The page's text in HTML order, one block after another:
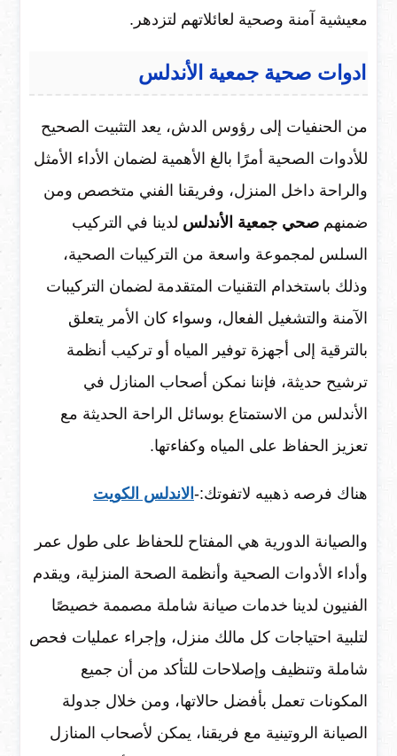
معيشية آمنة وصحية لعائلاتهم لتزدهر.
ادوات صحية جمعية الأندلس
من الحنفيات إلى رؤوس الدش، يعد التثبيت الصحيح
للأدوات الصحية أمرًا بالغ الأهمية لضمان الأداء الأمثل
والراحة داخل المنزل، وفريقنا الفني متخصص ومن
ضمنهم صحي جمعية الأندلس لدينا في التركيب
السلس لمجموعة واسعة من التركيبات الصحية،
وذلك باستخدام التقنيات المتقدمة لضمان التركيبات
الآمنة والتشغيل الفعال، وسواء كان الأمر يتعلق
بالترقية إلى أجهزة توفير المياه أو تركيب أنظمة
ترشيح حديثة، فإننا نمكن أصحاب المنازل في
الأندلس من الاستمتاع بوسائل الراحة الحديثة مع
تعزيز الحفاظ على المياه وكفاءتها.
هناك فرصه ذهبيه لاتفوتك:- الاندلس الكويت
والصيانة الدورية هي المفتاح للحفاظ على طول عمر
وأداء الأدوات الصحية وأنظمة الصحة المنزلية، ويقدم
الفنيون لدينا خدمات صيانة شاملة مصممة خصيصًا
لتلبية احتياجات كل مالك منزل، وإجراء عمليات فحص
شاملة وتنظيف وإصلاحات للتأكد من أن جميع
المكونات تعمل بأفضل حالاتها، ومن خلال جدولة
الصيانة الروتينية مع فريقنا، يمكن لأصحاب المنازل